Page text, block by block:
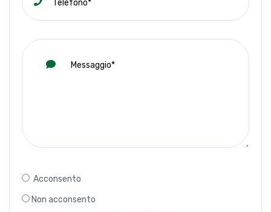
Acconsento
Non acconsento